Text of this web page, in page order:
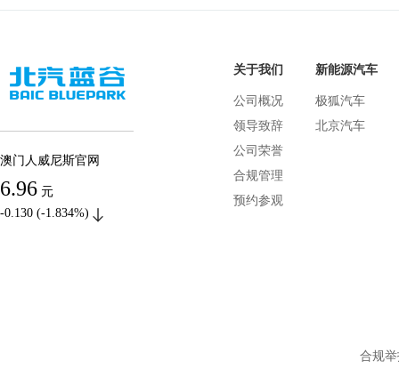
澳门人威尼斯官网
6.96 元
-0.130 (-1.834%)
关于我们
公司概况
领导致辞
公司荣誉
合规管理
预约参观
新能源汽车
极狐汽车
北京汽车
合规举